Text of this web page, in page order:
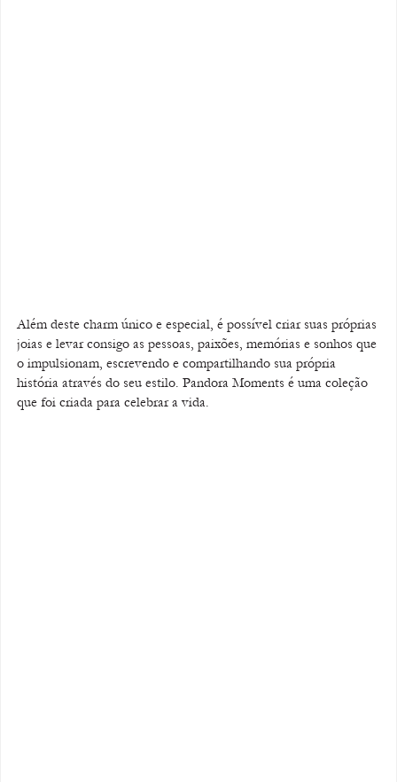
Além deste charm único e especial, é possível criar suas próprias
joias e levar consigo as pessoas, paixões, memórias e sonhos que
o impulsionam, escrevendo e compartilhando sua própria
história através do seu estilo. Pandora Moments é uma coleção
que foi criada para celebrar a vida.